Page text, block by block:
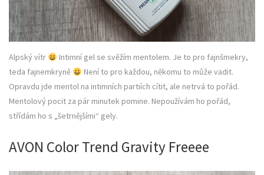
Alpský vítr
Intimní gel se svěžím mentolem. Je to pro fajnšmekry,
teda fajnemkryně
Není to pro každou, někomu to může vadit.
Opravdu jde mentol na intimních partiích cítit, ale netrvá to pořád.
Mentolový pocit za pár minutek pomine. Nepoužívám ho pořád,
střídám ho s „šetrnějšími“ gely.
AVON Color Trend Gravity Freeee